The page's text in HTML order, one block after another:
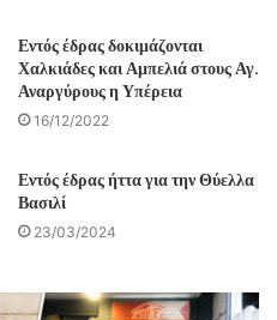
Εντός έδρας δοκιμάζονται
Χαλκιάδες και Αμπελιά στους Αγ.
Αναργύρους η Υπέρεια
16/12/2022
Εντός έδρας ήττα για την Θύελλα
Βασιλί
23/03/2024